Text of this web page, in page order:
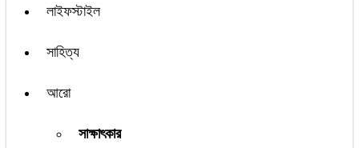
লাইফস্টাইল
সাহিত্য
আরো
সাক্ষাৎকার